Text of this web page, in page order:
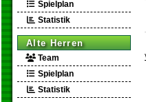
Spielplan
Statistik
Alte Herren
Team
Spielplan
Statistik